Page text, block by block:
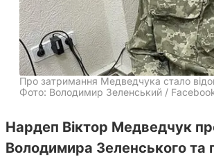
Про затримання Медведчука стало
Фото: Володимир Зеленський /
Нардеп Віктор Медведчук
Володимира Зеленського